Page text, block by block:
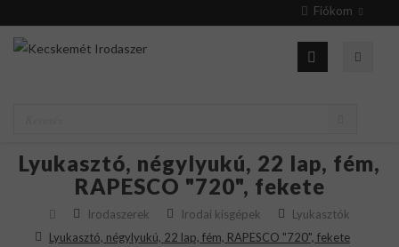
Fiókom
Lyukasztó, négylyukú, 22 lap, fém,
RAPESCO "720", fekete
Irodaszerek Irodai kisgépek
Lyukasztók
Lyukasztó, négylyukú, 22 lap, fém, RAPESCO "720", fekete